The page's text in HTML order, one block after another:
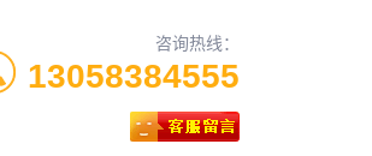
咨询热线：
13058384555